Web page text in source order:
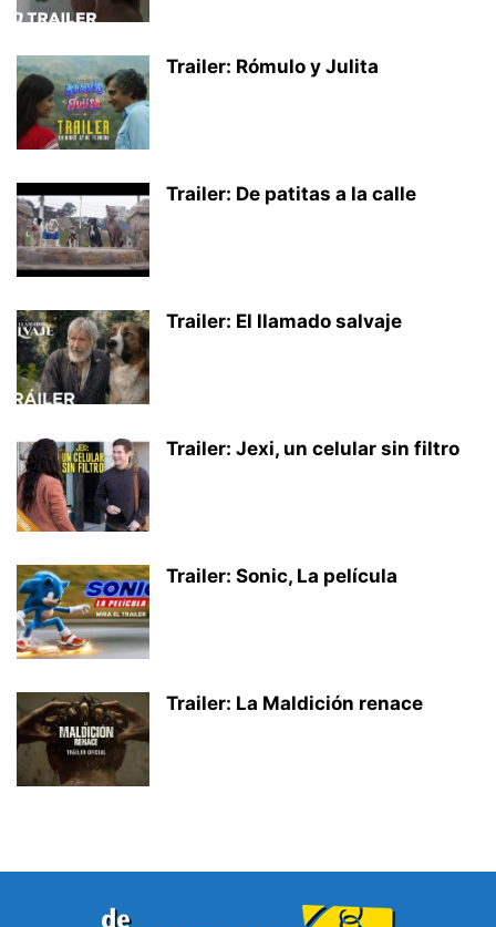
Trailer: Rómulo y Julita
Trailer: De patitas a la calle
Trailer: El llamado salvaje
Trailer: Jexi, un celular sin filtro
Trailer: Sonic, La película
Trailer: La Maldición renace